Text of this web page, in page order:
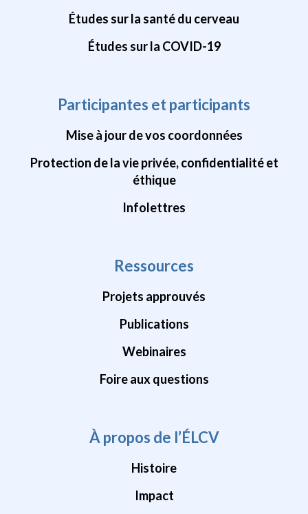
Études sur la santé du cerveau
Études sur la COVID-19
Participantes et participants
Mise à jour de vos coordonnées
Protection de la vie privée, confidentialité et
éthique
Infolettres
Ressources
Projets approuvés
Publications
Webinaires
Foire aux questions
À propos de l’ÉLCV
Histoire
Impact